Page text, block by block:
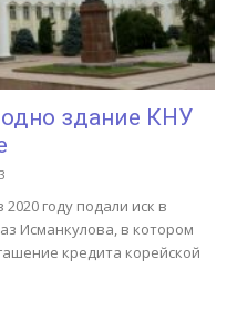
здание КНУ
году подали иск в
Исманкулова, в котором
кредита корейской